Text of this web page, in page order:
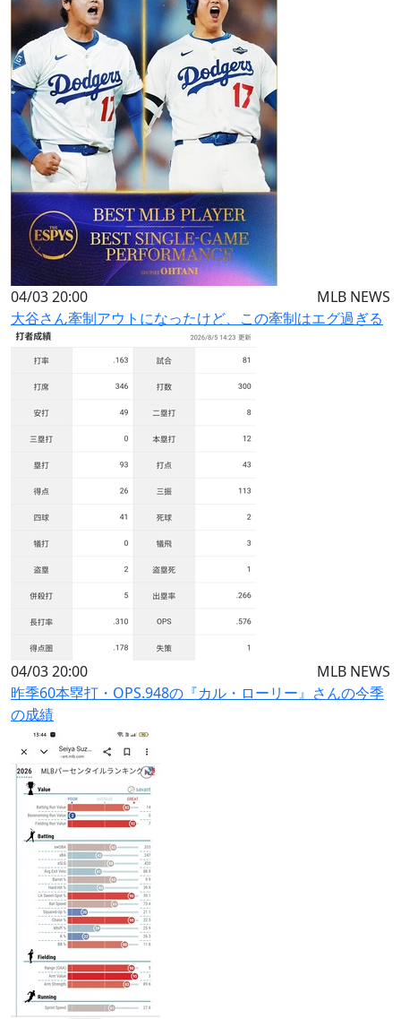
04/03 20:00
MLB NEWS
大谷さん牽制アウトになったけど、この牽制はエグ過ぎる
04/03 20:00
MLB NEWS
昨季60本塁打・OPS.948の『カル・ローリー』さんの今季
の成績